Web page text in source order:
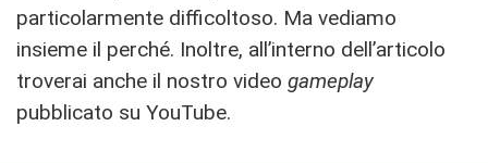
particolarmente difficoltoso. Ma vediamo
insieme il perché. Inoltre, all’interno dell’articolo
troverai anche il nostro video gameplay
pubblicato su YouTube.